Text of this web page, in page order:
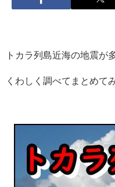
トカラ列島近海の地震が
くわしく調べてまとめて